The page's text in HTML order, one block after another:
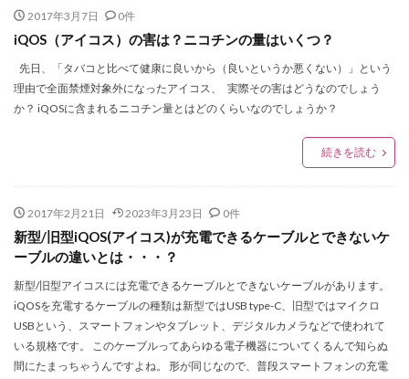
2017年3月7日 0件
iQOS（アイコス）の害は？ニコチンの量はいくつ？
先日、「タバコと比べて健康に良いから（良いというか悪くない）」という
理由で全面禁煙対象外になったアイコス、 実際その害はどうなのでしょう
か？ iQOSに含まれるニコチン量とはどのくらいなのでしょうか？
続きを読む
2017年2月21日 2023年3月23日 0件
新型/旧型iQOS(アイコス)が充電できるケーブルとできないケ
ーブルの違いとは・・・？
新型/旧型アイコスには充電できるケーブルとできないケーブルがあります。
iQOSを充電するケーブルの種類は新型ではUSB type-C、旧型ではマイクロ
USBという、スマートフォンやタブレット、デジタルカメラなどで使われて
いる規格です。 このケーブルってあらゆる電子機器についてくるんで知らぬ
間にたまっちゃうんですよね。 形が同じなので、普段スマートフォンの充電